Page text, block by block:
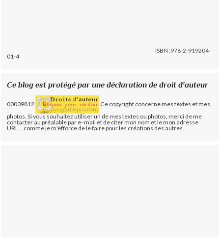
ISBN :978-2-919204-
01-4
Ce blog est protégé par une déclaration de droit d'auteur
00039812
Ce copyright concerne mes textes et mes
photos. Si vous souhaitez utiliser un de mes textes ou photos, merci de me
contacter au préalable par e- mail et de citer mon nom et le mon adresse
URL... comme je m'efforce de le faire pour les créations des autres.